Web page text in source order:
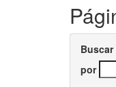
Buscar
por